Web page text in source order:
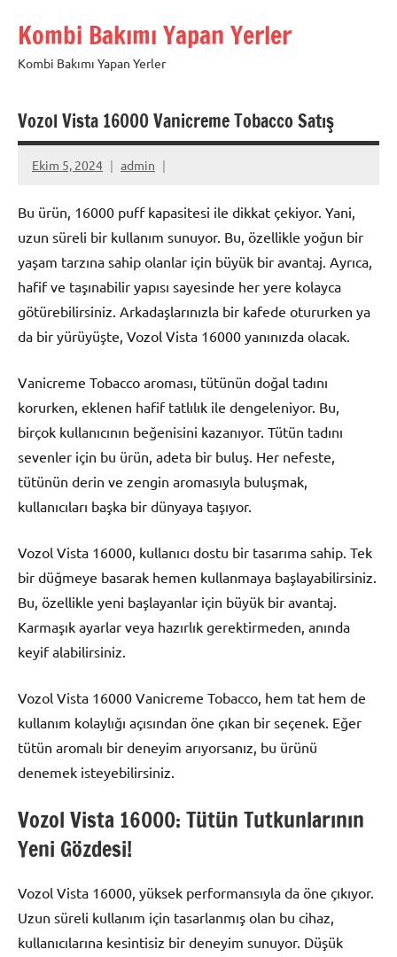
Kombi Bakımı Yapan Yerler
Kombi Bakımı Yapan Yerler
Vozol Vista 16000 Vanicreme Tobacco Satış
Ekim 5, 2024 admin
Bu ürün, 16000 puff kapasitesi ile dikkat çekiyor. Yani,
uzun süreli bir kullanım sunuyor. Bu, özellikle yoğun bir
yaşam tarzına sahip olanlar için büyük bir avantaj. Ayrıca,
hafif ve taşınabilir yapısı sayesinde her yere kolayca
götürebilirsiniz. Arkadaşlarınızla bir kafede otururken ya
da bir yürüyüşte, Vozol Vista 16000 yanınızda olacak.
Vanicreme Tobacco aroması, tütünün doğal tadını
korurken, eklenen hafif tatlılık ile dengeleniyor. Bu,
birçok kullanıcının beğenisini kazanıyor. Tütün tadını
sevenler için bu ürün, adeta bir buluş. Her nefeste,
tütünün derin ve zengin aromasıyla buluşmak,
kullanıcıları başka bir dünyaya taşıyor.
Vozol Vista 16000, kullanıcı dostu bir tasarıma sahip. Tek
bir düğmeye basarak hemen kullanmaya başlayabilirsiniz.
Bu, özellikle yeni başlayanlar için büyük bir avantaj.
Karmaşık ayarlar veya hazırlık gerektirmeden, anında
keyif alabilirsiniz.
Vozol Vista 16000 Vanicreme Tobacco, hem tat hem de
kullanım kolaylığı açısından öne çıkan bir seçenek. Eğer
tütün aromalı bir deneyim arıyorsanız, bu ürünü
denemek isteyebilirsiniz.
Vozol Vista 16000: Tütün Tutkunlarının
Yeni Gözdesi!
Vozol Vista 16000, yüksek performansıyla da öne çıkıyor.
Uzun süreli kullanım için tasarlanmış olan bu cihaz,
kullanıcılarına kesintisiz bir deneyim sunuyor. Düşük